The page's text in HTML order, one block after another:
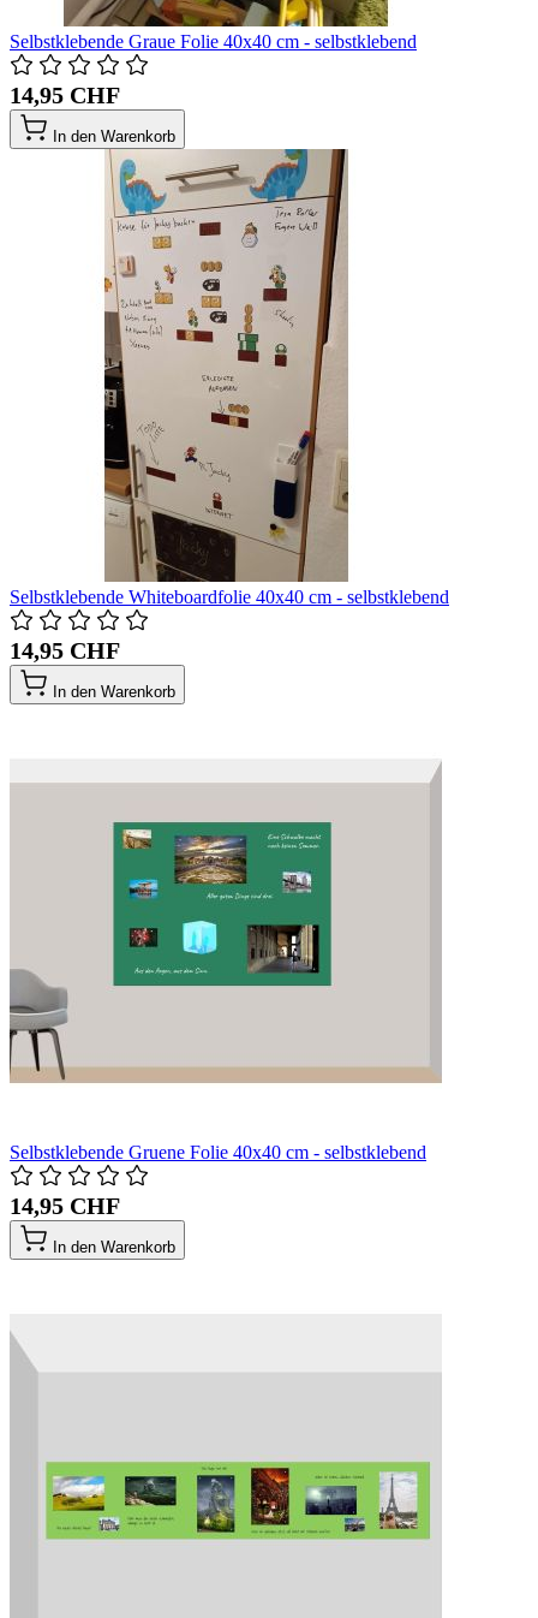
Selbstklebende Graue Folie 40x40 cm - selbstklebend
14,95 CHF
In den Warenkorb
Selbstklebende Whiteboardfolie 40x40 cm - selbstklebend
14,95 CHF
In den Warenkorb
Selbstklebende Gruene Folie 40x40 cm - selbstklebend
14,95 CHF
In den Warenkorb